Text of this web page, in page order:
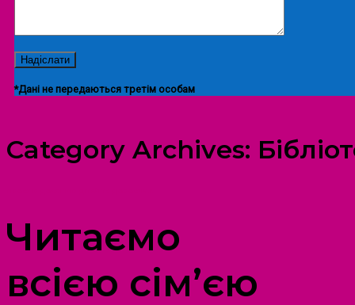
*Дані не передаються третім особам
Category Archives:
Читаємо
всією сім’єю